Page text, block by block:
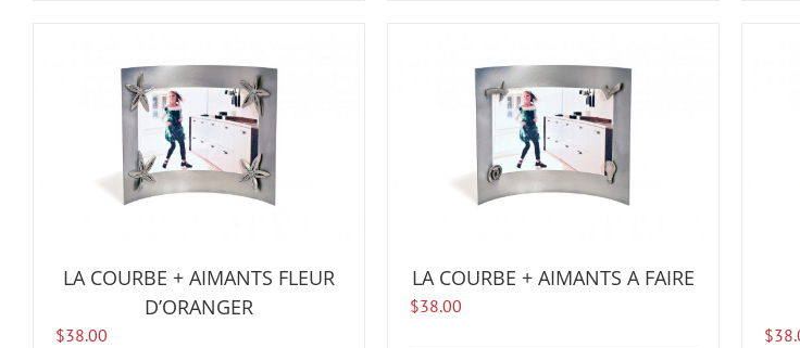
LA COURBE + AIMANTS FLEUR
D’ORANGER
$38.00
LA COURBE + AIMANTS A FAIRE
$38.00
$